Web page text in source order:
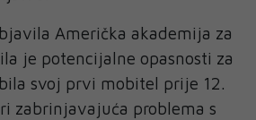
Američka akademija za
je potencijalne opasnosti za
svoj prvi mobitel prije 12.
zabrinjavajuća problema s